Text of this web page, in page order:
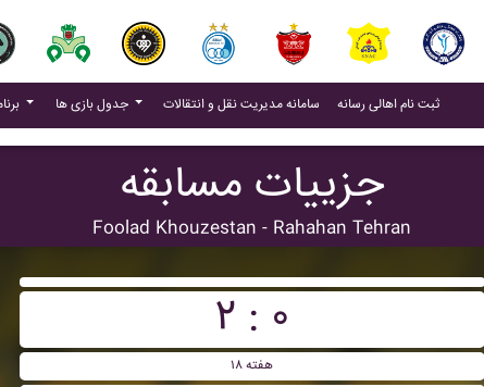
برنامه بازی ها جدول بازی ها سامانه مدیریت نقل و انتقالات (current)
ثبت نام اهالی رسانه(current)
جزییات مسابقه
Foolad Khouzestan - Rahahan Tehran
۲ : ۰
هفته ۱۸